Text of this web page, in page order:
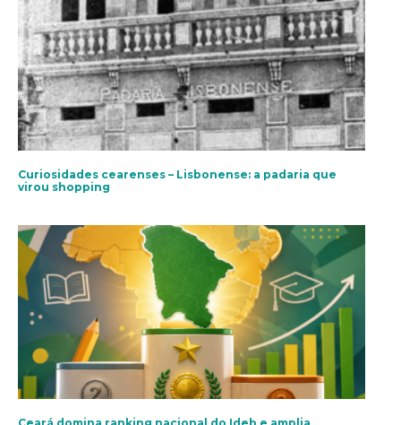
Curiosidades cearenses – Lisbonense: a padaria que
virou shopping